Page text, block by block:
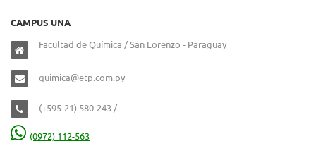
CAMPUS UNA
Facultad de Química / San Lorenzo - Paraguay
quimica@etp.com.py
(+595-21) 580-243 /
(0972) 112-563